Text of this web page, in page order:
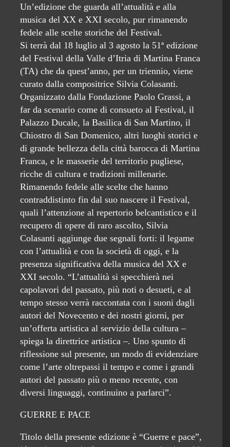
Un’edizione che guarda all’attualità e alla
musica del XX e XXI secolo, pur rimanendo
fedele alle scelte storiche del Festival.
Si terrà dal 18 luglio al 3 agosto la 51ª edizione
del Festival della Valle d’Itria di Martina Franca
(TA) che da quest’anno, per un triennio, viene
curato dalla compositrice Silvia Colasanti.
Organizzato dalla Fondazione Paolo Grassi, a
far da scenario come di consueto al Festival, il
Palazzo Ducale, la Basilica di San Martino, il
Chiostro di San Domenico, altri luoghi storici e
di grande bellezza della città barocca di Martina
Franca, e le masserie del territorio pugliese,
ricche di cultura e tradizioni millenarie.
Rimanendo fedele alle scelte che hanno
contraddistinto fin dal suo nascere il Festival,
quali l’attenzione al repertorio belcantistico e il
recupero di opere di raro ascolto, Silvia
Colasanti aggiunge due segnali forti: il legame
con l’attualità e con la società di oggi, e la
presenza significativa della musica del XX e
XXI secolo. “L’attualità si specchierà nei
capolavori del passato, più noti o desueti, e al
tempo stesso verrà raccontata con i suoni dagli
autori del Novecento e dei nostri giorni, per
un’offerta artistica al servizio della cultura –
spiega la direttrice artistica –. Uno spunto di
riflessione sul presente, un modo di evidenziare
come l’arte oltrepassi il tempo e come i grandi
autori del passato più o meno recente, con
diversi linguaggi, continuino a parlarci”.
GUERRE E PACE
Titolo della presente edizione è “Guerre e pace”,